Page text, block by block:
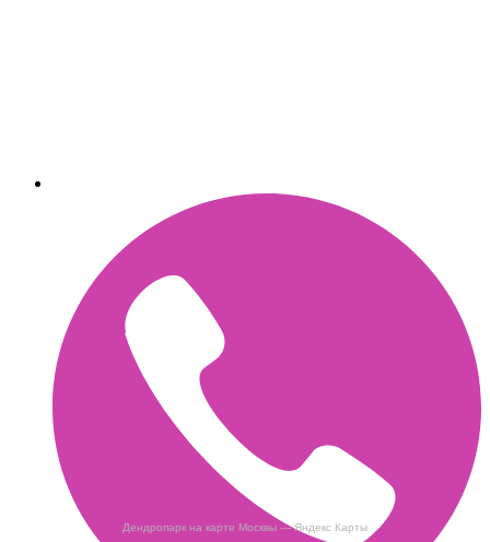
Дендропарк на карте Москвы — Яндекс Карты